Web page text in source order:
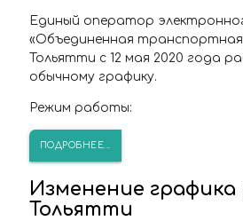
Единый оператор
«Объединенная
Тольятти с 12 мая 2020 года
обычному графику.
Режим работы:
ПОДРОБНЕЕ...
Изменение
Тольятти